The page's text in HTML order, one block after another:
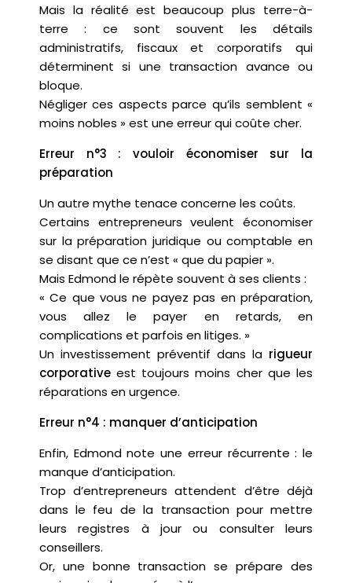
Mais la réalité est beaucoup plus terre-à-
terre : ce sont souvent les détails
administratifs, fiscaux et corporatifs qui
déterminent si une transaction avance ou
bloque.
Négliger ces aspects parce qu’ils semblent «
moins nobles » est une erreur qui coûte cher.
Erreur n°3 : vouloir économiser sur la
préparation
Un autre mythe tenace concerne les coûts.
Certains entrepreneurs veulent économiser
sur la préparation juridique ou comptable en
se disant que ce n’est « que du papier ».
Mais Edmond le répète souvent à ses clients :
« Ce que vous ne payez pas en préparation,
vous allez le payer en retards, en
complications et parfois en litiges. »
Un investissement préventif dans la rigueur
corporativeest toujours moins cher que les
réparations en urgence.
Erreur n°4 : manquer d’anticipation
Enfin, Edmond note une erreur récurrente : le
manque d’anticipation.
Trop d’entrepreneurs attendent d’être déjà
dans le feu de la transaction pour mettre
leurs registres à jour ou consulter leurs
conseillers.
Or, une bonne transaction se prépare des